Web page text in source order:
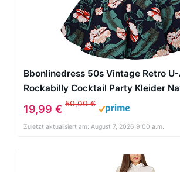
Bbonlinedress 50s Vintage Retro
Rockabilly Cocktail Party Kleider
19,99 € 50,00 €
Zuletzt aktualisiert am: August 7, 2026 9:00 a.m.